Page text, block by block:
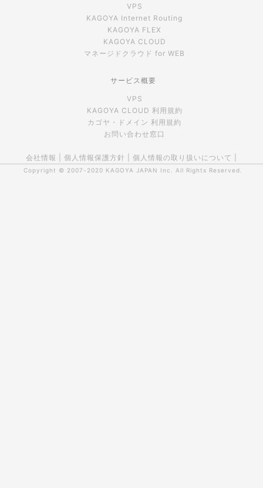
VPS
KAGOYA Internet Routing
KAGOYA FLEX
KAGOYA CLOUD
マネージドクラウド for WEB
サービス概要
VPS
KAGOYA CLOUD 利用規約
カゴヤ・ドメイン 利用規約
お問い合わせ窓口
会社情報 個人情報保護方針 個人情報の取り扱いについて
Copyright © 2007-2020 KAGOYA JAPAN Inc. All Rights Reserved.